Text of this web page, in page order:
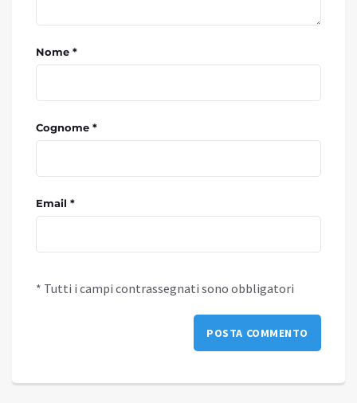
Nome *
Cognome *
Email *
* Tutti i campi contrassegnati sono obbligatori